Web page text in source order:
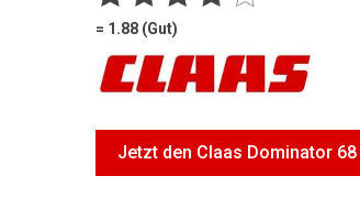
= 1.88 (Gut)
Jetzt den Claas Dominator 68